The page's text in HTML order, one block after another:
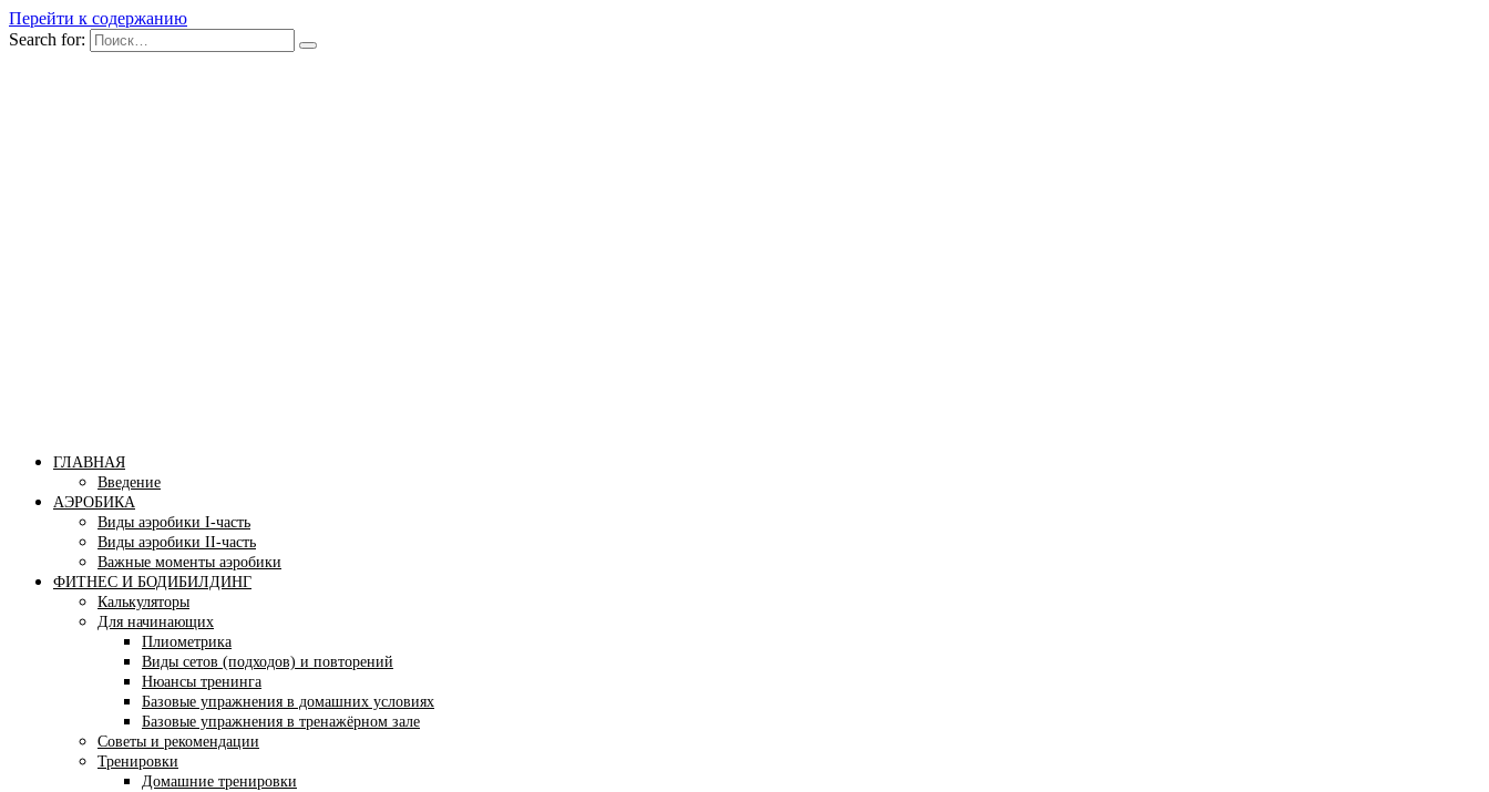
Перейти к содержанию
Search for:
ГЛАВНАЯ
Введение
АЭРОБИКА
Виды аэробики І-часть
Виды аэробики ІІ-часть
Важные моменты аэробики
ФИТНЕС И БОДИБИЛДИНГ
Калькуляторы
Для начинающих
Плиометрика
Виды сетов (подходов) и повторений
Нюансы тренинга
Базовые упражнения в домашних условиях
Базовые упражнения в тренажёрном зале
Советы и рекомендации
Тренировки
Домашние тренировки